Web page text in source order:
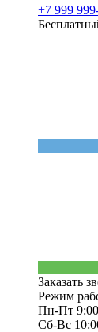
+7 999
Заказать
Режим
Пн-Пт
Сб-Вс